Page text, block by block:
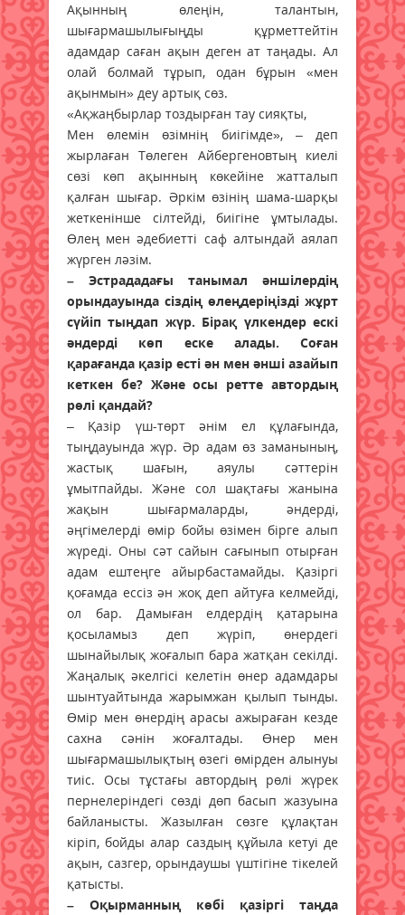
Ақынның өлеңін, талантын,
шығармашылығыңды құрметтейтін
адамдар саған ақын деген ат таңады. Ал
олай болмай тұрып, одан бұрын «мен
ақынмын» деу артық сөз.
«Ақжаңбырлар тоздырған тау сияқты,
Мен өлемін өзімнің биігімде», – деп
жырлаған Төлеген Айбергеновтың киелі
сөзі көп ақынның көкейіне жатталып
қалған шығар. Әркім өзінің шама-шарқы
жеткенінше сілтейді, биігіне ұмтылады.
Өлең мен әдебиетті саф алтындай аялап
жүрген ләзім.
– Эстрададағы танымал әншілердің
орындауында сіздің өлеңдеріңізді жұрт
сүйіп тыңдап жүр. Бірақ үлкендер ескі
әндерді көп еске алады. Соған
қарағанда қазір есті ән мен әнші азайып
кеткен бе? Және осы ретте автордың
рөлі қандай?
– Қазір үш-төрт әнім ел құлағында,
тыңдауында жүр. Әр адам өз заманының,
жастық шағын, аяулы сәттерін
ұмытпайды. Және сол шақтағы жанына
жақын шығармаларды, әндерді,
әңгімелерді өмір бойы өзімен бірге алып
жүреді. Оны сәт сайын сағынып отырған
адам ештеңге айырбастамайды. Қазіргі
қоғамда ессіз ән жоқ деп айтуға келмейді,
ол бар. Дамыған елдердің қатарына
қосыламыз деп жүріп, өнердегі
шынайылық жоғалып бара жатқан секілді.
Жаңалық әкелгісі келетін өнер адамдары
шынтуайтында жарымжан қылып тынды.
Өмір мен өнердің арасы ажыраған кезде
сахна сәнін жоғалтады. Өнер мен
шығармашылықтың өзегі өмірден алынуы
тиіс. Осы тұстағы автордың рөлі жүрек
пернелеріндегі сөзді дөп басып жазуына
байланысты. Жазылған сөзге құлақтан
кіріп, бойды алар саздың құйыла кетуі де
ақын, сазгер, орындаушы үштігіне тікелей
қатысты.
– Оқырманның көбі қазіргі таңда